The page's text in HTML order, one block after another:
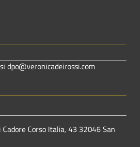
dpo@veronicadeirossi.com
Corso Italia, 43 32046 San